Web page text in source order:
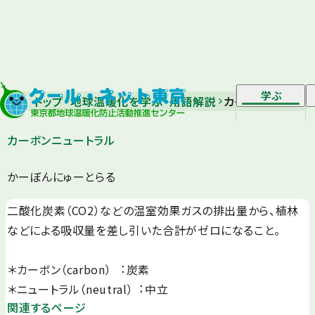
学ぶ
トップ 地球温暖化を学ぶ 用語解説 カーボンニュート
カーボンニュートラル
かーぼんにゅーとらる
⼆酸化炭素（CO2）などの温室効果ガスの排出量から、植林
などによる吸収量を差し引いた合計がゼロになること。
＊カーボン（carbon） ︓炭素
＊ニュートラル（neutral）︓中⽴
関連するページ